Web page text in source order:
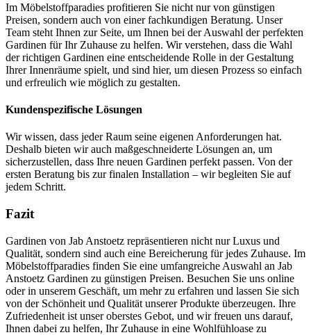
Im Möbelstoffparadies profitieren Sie nicht nur von günstigen
Preisen, sondern auch von einer fachkundigen Beratung. Unser
Team steht Ihnen zur Seite, um Ihnen bei der Auswahl der perfekten
Gardinen für Ihr Zuhause zu helfen. Wir verstehen, dass die Wahl
der richtigen Gardinen eine entscheidende Rolle in der Gestaltung
Ihrer Innenräume spielt, und sind hier, um diesen Prozess so einfach
und erfreulich wie möglich zu gestalten.
Kundenspezifische Lösungen
Wir wissen, dass jeder Raum seine eigenen Anforderungen hat.
Deshalb bieten wir auch maßgeschneiderte Lösungen an, um
sicherzustellen, dass Ihre neuen Gardinen perfekt passen. Von der
ersten Beratung bis zur finalen Installation – wir begleiten Sie auf
jedem Schritt.
Fazit
Gardinen von Jab Anstoetz repräsentieren nicht nur Luxus und
Qualität, sondern sind auch eine Bereicherung für jedes Zuhause. Im
Möbelstoffparadies finden Sie eine umfangreiche Auswahl an Jab
Anstoetz Gardinen zu günstigen Preisen. Besuchen Sie uns online
oder in unserem Geschäft, um mehr zu erfahren und lassen Sie sich
von der Schönheit und Qualität unserer Produkte überzeugen. Ihre
Zufriedenheit ist unser oberstes Gebot, und wir freuen uns darauf,
Ihnen dabei zu helfen, Ihr Zuhause in eine Wohlfühloase zu